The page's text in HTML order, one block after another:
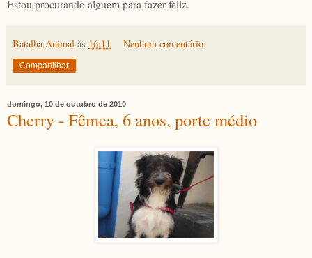
Estou procurando alguem para fazer feliz.
Batalha Animal às 16:11 Nenhum comentário:
Compartilhar
domingo, 10 de outubro de 2010
Cherry - Fêmea, 6 anos, porte médio